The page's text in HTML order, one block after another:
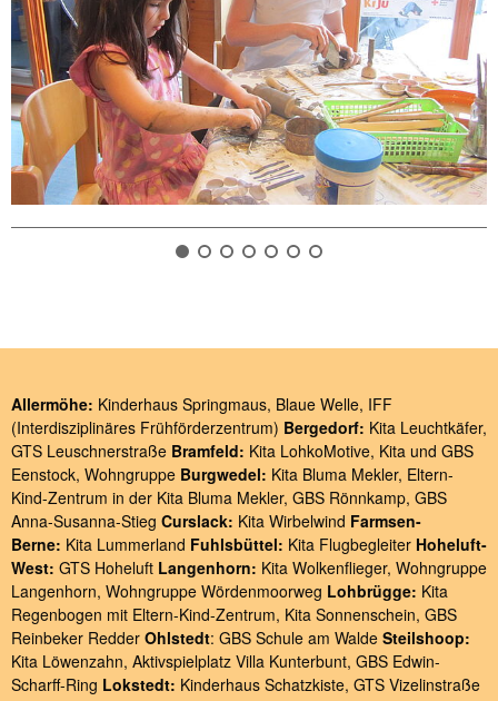
Allermöhe: Kinderhaus Springmaus, Blaue Welle, IFF
(Interdisziplinäres Frühförderzentrum) Bergedorf: Kita Leuchtkäfer,
GTS Leuschnerstraße Bramfeld: Kita LohkoMotive, Kita und GBS
Eenstock, Wohngruppe Burgwedel: Kita Bluma Mekler, Eltern-
Kind-Zentrum in der Kita Bluma Mekler, GBS Rönnkamp, GBS
Anna-Susanna-Stieg Curslack: Kita Wirbelwind Farmsen-
Berne: Kita Lummerland Fuhlsbüttel: Kita Flugbegleiter Hoheluft-
West: GTS Hoheluft Langenhorn: Kita Wolkenflieger, Wohngruppe
Langenhorn, Wohngruppe Wördenmoorweg Lohbrügge: Kita
Regenbogen mit Eltern-Kind-Zentrum, Kita Sonnenschein, GBS
Reinbeker Redder Ohlstedt: GBS Schule am Walde Steilshoop:
Kita Löwenzahn, Aktivspielplatz Villa Kunterbunt, GBS Edwin-
Scharff-Ring Lokstedt: Kinderhaus Schatzkiste, GTS Vizelinstraße